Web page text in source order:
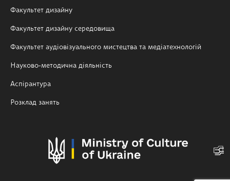
Факультет дизайну
Факультет дизайну середовища
Факультет аудіовізуального мистецтва та медіатехнологій
Науково-методична діяльність
Аспірантура
Розклад занять